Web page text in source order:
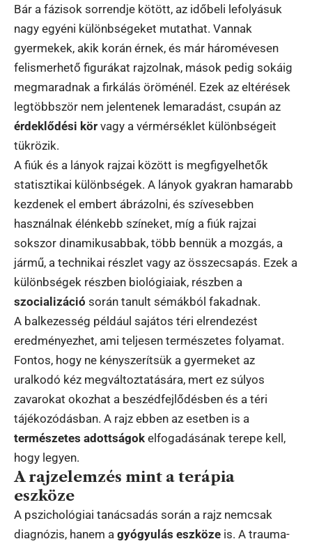
Bár a fázisok sorrendje kötött, az időbeli lefolyásuk
nagy egyéni különbségeket mutathat. Vannak
gyermekek, akik korán érnek, és már háromévesen
felismerhető figurákat rajzolnak, mások pedig sokáig
megmaradnak a firkálás öröménél. Ezek az eltérések
legtöbbször nem jelentenek lemaradást, csupán az
érdeklődési kör vagy a vérmérséklet különbségeit
tükrözik.
A fiúk és a lányok rajzai között is megfigyelhetők
statisztikai különbségek. A lányok gyakran hamarabb
kezdenek el embert ábrázolni, és szívesebben
használnak élénkebb színeket, míg a fiúk rajzai
sokszor dinamikusabbak, több bennük a mozgás, a
jármű, a technikai részlet vagy az összecsapás. Ezek a
különbségek részben biológiaiak, részben a
szocializáció során tanult sémákból fakadnak.
A balkezesség például sajátos téri elrendezést
eredményezhet, ami teljesen természetes folyamat.
Fontos, hogy ne kényszerítsük a gyermeket az
uralkodó kéz megváltoztatására, mert ez súlyos
zavarokat okozhat a beszédfejlődésben és a téri
tájékozódásban. A rajz ebben az esetben is a
természetes adottságok elfogadásának terepe kell,
hogy legyen.
A rajzelemzés mint a terápia
eszköze
A pszichológiai tanácsadás során a rajz nemcsak
diagnózis, hanem a gyógyulás eszköze is. A trauma-